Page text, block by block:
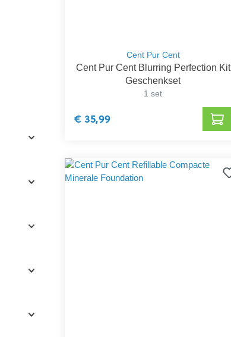
Cent Pur Cent
Cent Pur Cent Blurring Perfection Kit
Geschenkset
1 set
€ 35,99